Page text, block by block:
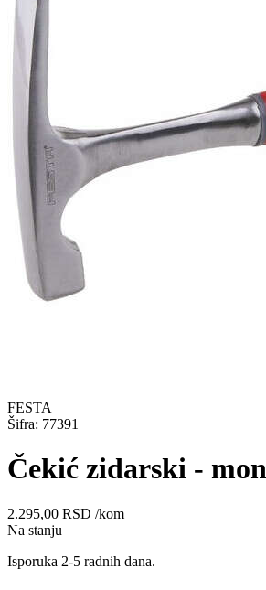
FESTA
Šifra: 77391
Čekić zidarski -
2.295,00 RSD /kom
Na stanju
Isporuka 2-5 radnih dana.